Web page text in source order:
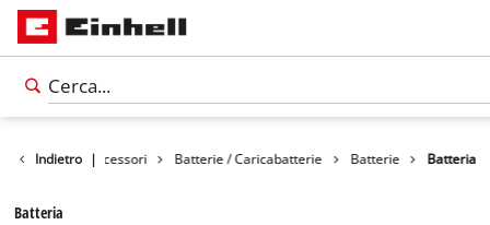
Indietro |Accessori Batterie / Caricabatterie Batterie Batteria
Batteria